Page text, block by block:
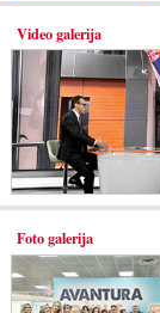
Video galerija
Foto galerija